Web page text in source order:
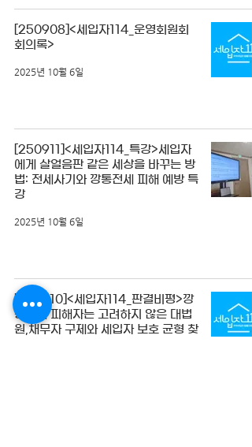
[250908]<세입자114_운영회원회
회의록>
2025년 10월 6일
[250911]<세입자114_특강>세입자
에게 살얼음판 같은 세상을 바꾸는 방
법: 전세사기와 깡통전세 피해 예방 특
강
2025년 10월 6일
[250910]<세입자114_판결비평>깡
통전세 피해자는 고려하지 않은 대법
원,채무자 구제와 세입자 보호 균형 찾